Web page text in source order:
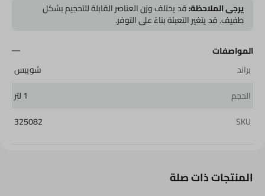
يرجى الملاحظة:قد يختلف وزن العناصر القابلة للتحجيم بشكل
طفيف. قد يتغير التعبئة بناءً على التوفر.
المواصفات
براند
شويبس
الحجم
1 لتر
SKU
325082
المنتجات ذات صلة